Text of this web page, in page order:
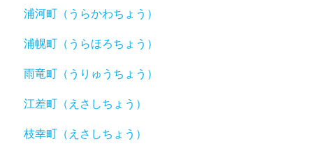
浦河町（うらかわちょう）
浦幌町（うらほろちょう）
雨竜町（うりゅうちょう）
江差町（えさしちょう）
枝幸町（えさしちょう）